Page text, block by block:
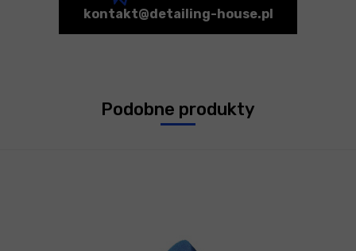
kontakt@detailing-house.pl
Podobne produkty